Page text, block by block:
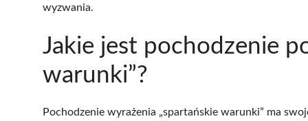
wyzwania.
Jakie jest pochodzenie
warunki”?
Pochodzenie wyrażenia „spartańskie warunki” ma